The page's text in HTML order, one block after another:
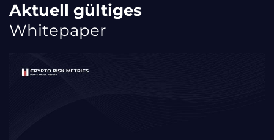
Aktuell gültiges
Whitepaper